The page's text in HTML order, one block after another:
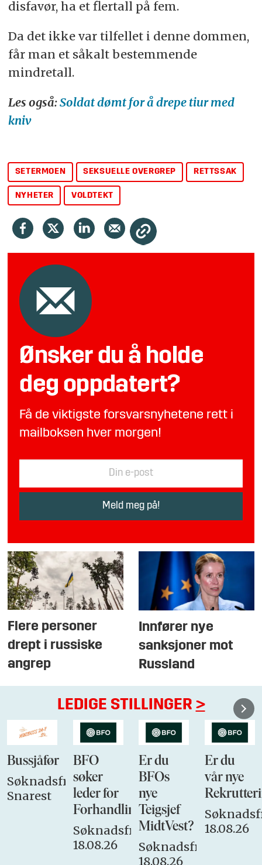
disfavør, ha et flertall på fem.
Da det ikke var tilfellet i denne dommen,
får man et såkalt bestemmende
mindretall.
Les også:Soldat dømt for å drepe tiur med
kniv
SETERMOEN SEKSUELLE OVERGREP RETTSSAK
NYHETER VOLDTEKT
Ønsker du å holde
deg oppdatert?
Få de viktigste forsvarsnyhetene rett i
mailboksen hver morgen!
Flere personer
drept i russiske
angrep
Innfører nye
sanksjoner mot
Russland
LEDIGE STILLINGER >
Bussjåfør
Søknadsfrist:
Snarest
BFO
søker
leder for
Forhandlingsutvalget
Søknadsfrist:
18.08.26
Er du
BFOs
nye
Teigsjef
MidtVest?
Søknadsfrist:
18.08.26
Er du
vår nye
18.08.26